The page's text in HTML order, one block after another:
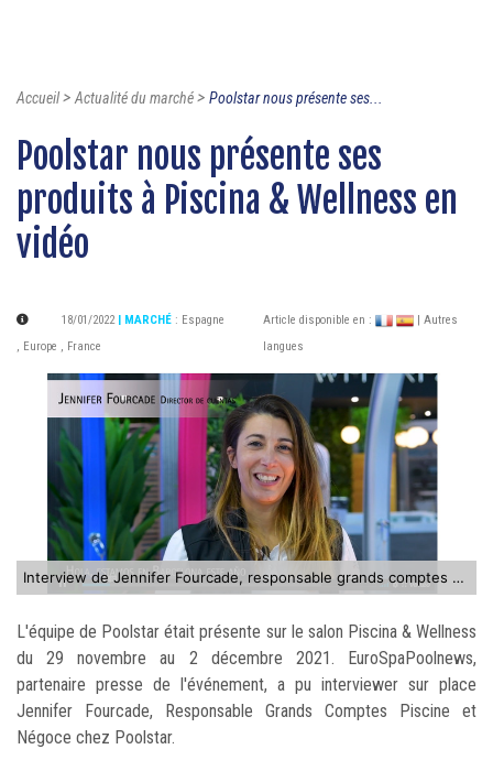
Accueil>Actualité du marché> Poolstar nous présente ses...
Poolstar nous présente ses
produits à Piscina & Wellness en
vidéo
18/01/2022 | MARCHÉ : Espagne
, Europe , France
Article disponible en :
| Autres
langues
Interview de Jennifer Fourcade, responsable grands comptes piscine et negoce de Poolstar
L'équipe de Poolstar était présente sur le salon Piscina & Wellness
du 29 novembre au 2 décembre 2021. EuroSpaPoolnews,
partenaire presse de l'événement, a pu interviewer sur place
Jennifer Fourcade, Responsable Grands Comptes Piscine et
Négoce chez Poolstar.